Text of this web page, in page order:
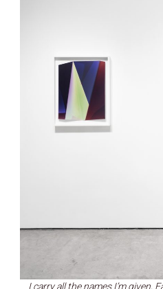
I carry all the names I’m given,